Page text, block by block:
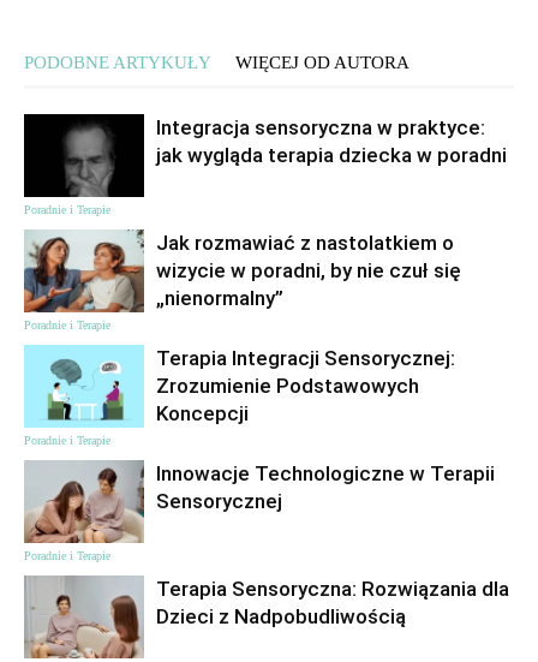
PODOBNE ARTYKUŁY WIĘCEJ OD AUTORA
Poradnie i Terapie
Integracja sensoryczna w praktyce:
jak wygląda terapia dziecka w poradni
Poradnie i Terapie
Jak rozmawiać z nastolatkiem o
wizycie w poradni, by nie czuł się
„nienormalny”
Poradnie i Terapie
Terapia Integracji Sensorycznej:
Zrozumienie Podstawowych
Koncepcji
Poradnie i Terapie
Innowacje Technologiczne w Terapii
Sensorycznej
Terapia Sensoryczna: Rozwiązania dla
Dzieci z Nadpobudliwością